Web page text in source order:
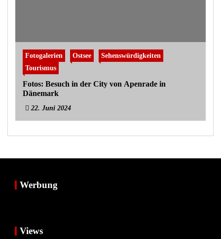
Fotogalerien Ostsee
Sehenswürdigkeiten
Tourismus
Fotos: Besuch in der City von Apenrade in
Dänemark
22. Juni 2024
Werbung
Views